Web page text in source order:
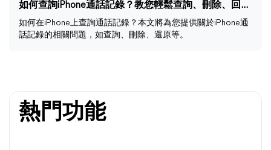
如何查詢iPhone通話記錄？教您輕鬆查詢、刪除、回復通話記錄
如何在iPhone上查詢通話記錄？本文將為您提供關於iPhone通
話記錄的相關問題，如查詢、刪除、還原等。
熱門功能